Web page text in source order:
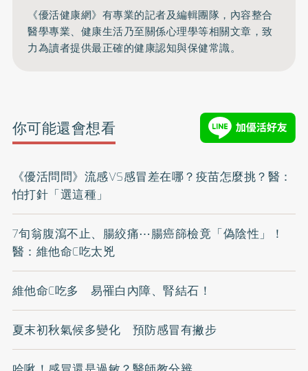
《優活健康網》有專業的記者及編輯團隊，內容整合
醫學專業、健康生活乃至關係心理學等相關文章，致
力為讀者提供最正確的健康認知與保健常識。
你可能還會想看
《優活問問》流感VS感冒差在哪？疫苗怎麼挑？醫：
怕打針「選這種」
7旬翁腹瀉不止、腸絞痛⋯腸癌篩檢竟「偽陰性」！
醫：維他命C吃太兇
維他命C吃多 易罹白內障、腎結石！
夏末初秋氣候多變化 預防感冒有撇步